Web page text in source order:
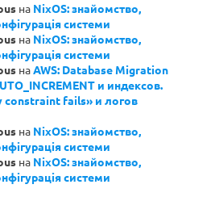
на NixOS: знайомство,
системи
на NixOS: знайомство,
системи
наAWS: Database Migration
и индексов.
fails» и логов
на NixOS: знайомство,
системи
на NixOS: знайомство,
системи